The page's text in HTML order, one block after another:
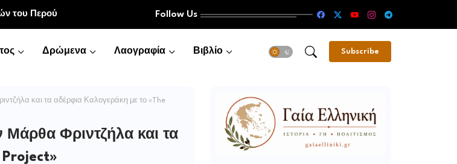
Follow Us
Δρώμενα Λαογραφία Βιβλίο Subscribe
και τα αδέρφια Καλογεράκη με το «The
Φριντζήλα και τα